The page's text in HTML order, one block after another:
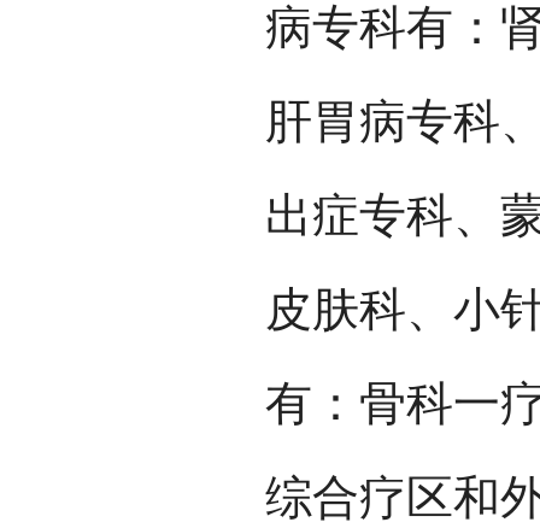
病专科有：
肝胃病专科
出症专科、
皮肤科、小
有：骨科一
综合疗区和